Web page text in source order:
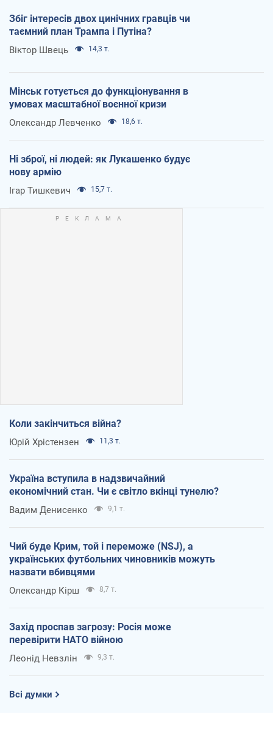
Збіг інтересів двох цинічних гравців чи
таємний план Трампа і Путіна?
Віктор Швець 14,3 т.
Мінськ готується до функціонування в
умовах масштабної воєнної кризи
Олександр Левченко 18,6 т.
Ні зброї, ні людей: як Лукашенко будує
нову армію
Ігар Тишкевич 15,7 т.
Коли закінчиться війна?
Юрій Хрістензен 11,3 т.
Україна вступила в надзвичайний
економічний стан. Чи є світло вкінці тунелю?
Вадим Денисенко 9,1 т.
Чий буде Крим, той і переможе (NSJ), а
українських футбольних чиновників можуть
назвати вбивцями
Олександр Кірш 8,7 т.
Захід проспав загрозу: Росія може
перевірити НАТО війною
Леонід Невзлін 9,3 т.
Всі думки